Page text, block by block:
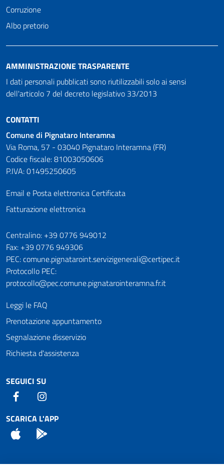
Corruzione
Albo pretorio
AMMINISTRAZIONE TRASPARENTE
I dati personali pubblicati sono riutilizzabili solo ai sensi
dell'articolo 7 del decreto legislativo 33/2013
CONTATTI
Comune di Pignataro Interamna
Via Roma, 57 - 03040 Pignataro Interamna (FR)
Codice fiscale: 81003050606
P.IVA: 01495250605
Email e Posta elettronica Certificata
Fatturazione elettronica
Numeri utili
Centralino: +39 0776 949012
Fax: +39 0776 949306
PEC: comune.pignataroint.servizigenerali@certipec.it
Protocollo PEC:
protocollo@pec.comune.pignatarointeramna.fr.it
Leggi le FAQ
Prenotazione appuntamento
Segnalazione disservizio
Richiesta d'assistenza
SEGUICI SU
Facebook
SCARICA L'APP
App Store